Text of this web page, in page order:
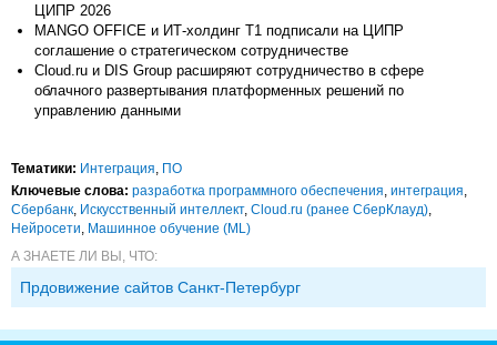
ЦИПР 2026
MANGO OFFICE и ИТ-холдинг Т1 подписали на ЦИПР
соглашение о стратегическом сотрудничестве
Cloud.ru и DIS Group расширяют сотрудничество в сфере
облачного развертывания платформенных решений по
управлению данными
Тематики: Интеграция, ПО
Ключевые слова: разработка программного обеспечения, интеграция,
Сбербанк, Искусственный интеллект, Cloud.ru (ранее СберКлауд),
Нейросети, Машинное обучение (ML)
А ЗНАЕТЕ ЛИ ВЫ, ЧТО:
Прдовижение сайтов Санкт-Петербург